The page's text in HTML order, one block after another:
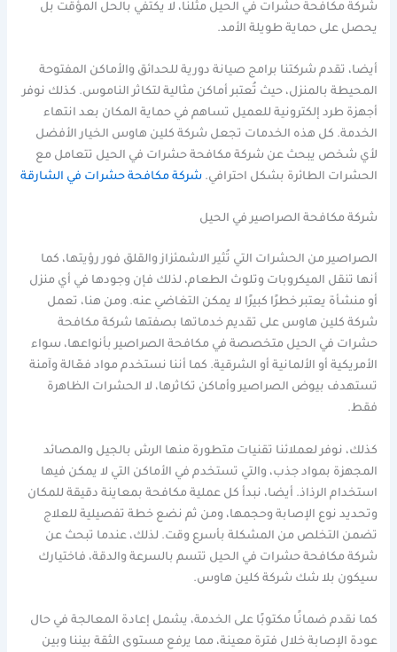
شركة مكافحة حشرات في الحيل مثلنا، لا يكتفي بالحل المؤقت بل
يحصل على حماية طويلة الأمد.
أيضا، تقدم شركتنا برامج صيانة دورية للحدائق والأماكن المفتوحة
المحيطة بالمنزل، حيث تُعتبر أماكن مثالية لتكاثر الناموس. كذلك نوفر
أجهزة طرد إلكترونية للعميل تساهم في حماية المكان بعد انتهاء
الخدمة. كل هذه الخدمات تجعل شركة كلين هاوس الخيار الأفضل
لأي شخص يبحث عن شركة مكافحة حشرات في الحيل تتعامل مع
الحشرات الطائرة بشكل احترافي.شركة مكافحة حشرات في الشارقة
شركة مكافحة الصراصير في الحيل
الصراصير من الحشرات التي تُثير الاشمئزاز والقلق فور رؤيتها، كما
أنها تنقل الميكروبات وتلوث الطعام، لذلك فإن وجودها في أي منزل
أو منشأة يعتبر خطرًا كبيرًا لا يمكن التغاضي عنه. ومن هنا، تعمل
شركة كلين هاوس على تقديم خدماتها بصفتها شركة مكافحة
حشرات في الحيل متخصصة في مكافحة الصراصير بأنواعها، سواء
الأمريكية أو الألمانية أو الشرقية. كما أننا نستخدم مواد فعّالة وآمنة
تستهدف بيوض الصراصير وأماكن تكاثرها، لا الحشرات الظاهرة
فقط.
كذلك، نوفر لعملائنا تقنيات متطورة منها الرش بالجيل والمصائد
المجهزة بمواد جذب، والتي تستخدم في الأماكن التي لا يمكن فيها
استخدام الرذاذ. أيضا، نبدأ كل عملية مكافحة بمعاينة دقيقة للمكان
وتحديد نوع الإصابة وحجمها، ومن ثم نضع خطة تفصيلية للعلاج
تضمن التخلص من المشكلة بأسرع وقت. لذلك، عندما تبحث عن
شركة مكافحة حشرات في الحيل تتسم بالسرعة والدقة، فاختيارك
سيكون بلا شك شركة كلين هاوس.
كما نقدم ضمانًا مكتوبًا على الخدمة، يشمل إعادة المعالجة في حال
عودة الإصابة خلال فترة معينة، مما يرفع مستوى الثقة بيننا وبين